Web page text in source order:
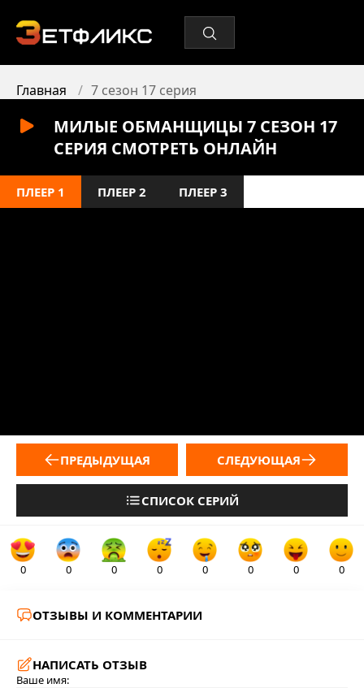
Главная 7 сезон 17 серия
МИЛЫЕ ОБМАНЩИЦЫ 7 СЕЗОН 17
СЕРИЯ СМОТРЕТЬ ОНЛАЙН
ПЛЕЕР 1 ПЛЕЕР 2 ПЛЕЕР 3
ПРЕДЫДУЩАЯ
СПИСОК СЕРИЙ
СЛЕДУЮЩАЯ
0 0 0 0 0 0 0 0
ОТЗЫВЫ И КОММЕНТАРИИ
НАПИСАТЬ ОТЗЫВ
Ваше имя: